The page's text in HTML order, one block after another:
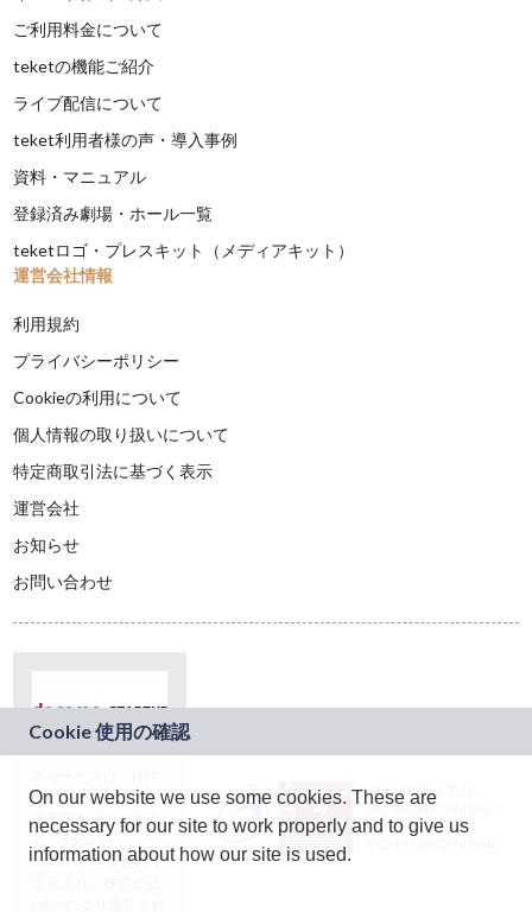
ご利用料金について
teketの機能ご紹介
ライブ配信について
teket利用者様の声・導入事例
資料・マニュアル
登録済み劇場・ホール一覧
teketロゴ・プレスキット（メディアキット）
運営会社情報
利用規約
プライバシーポリシー
Cookieの利用について
個人情報の取り扱いについて
特定商取引法に基づく表示
運営会社
お知らせ
お問い合わせ
ドコモグループの新
規事業創出プログラ
ム「docomo
STARTUP」を通じて
JASRAC許諾番号：
9024936001Y45037
JASRAC許諾番号：
On our website we use some cookies. These are
necessary for our site to work properly and to give us
information about how our site is used.